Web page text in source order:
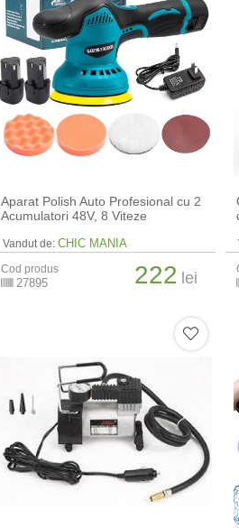
Aparat Polish Auto Profesional cu 2
Acumulatori 48V, 8 Viteze
Vandut de: CHIC MANIA
Cod produs
27895 222 lei